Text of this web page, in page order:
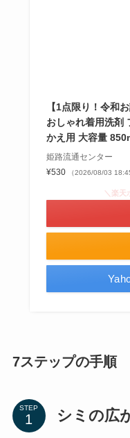
【1点限り！令和
おしゃれ着用洗剤
かえ用 大容量
姫路流通センター
¥530
（2026/08/03
＼楽天
7ステップの手順
STEP シミの広